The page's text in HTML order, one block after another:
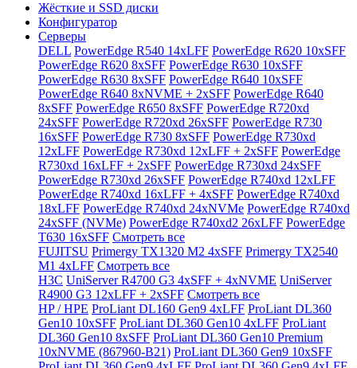
Жёсткие и SSD диски
Конфигуратор
Серверы
DELL PowerEdge R540 14xLFF PowerEdge R620 10xSFF
PowerEdge R620 8xSFF PowerEdge R630 10xSFF
PowerEdge R630 8xSFF PowerEdge R640 10xSFF
PowerEdge R640 8xNVME + 2xSFF PowerEdge R640
8xSFF PowerEdge R650 8xSFF PowerEdge R720xd
24xSFF PowerEdge R720xd 26xSFF PowerEdge R730
16xSFF PowerEdge R730 8xSFF PowerEdge R730xd
12xLFF PowerEdge R730xd 12xLFF + 2xSFF PowerEdge
R730xd 16xLFF + 2xSFF PowerEdge R730xd 24xSFF
PowerEdge R730xd 26xSFF PowerEdge R740xd 12xLFF
PowerEdge R740xd 16xLFF + 4xSFF PowerEdge R740xd
18xLFF PowerEdge R740xd 24xNVMe PowerEdge R740xd
24xSFF (NVMe) PowerEdge R740xd2 26xLFF PowerEdge
T630 16xSFF Смотреть все
FUJITSU Primergy TX1320 M2 4xSFF Primergy TX2540
M1 4xLFF Смотреть все
H3C UniServer R4700 G3 4xSFF + 4xNVME UniServer
R4900 G3 12xLFF + 2xSFF Смотреть все
HP / HPE ProLiant DL160 Gen9 4xLFF ProLiant DL360
Gen10 10xSFF ProLiant DL360 Gen10 4xLFF ProLiant
DL360 Gen10 8xSFF ProLiant DL360 Gen10 Premium
10xNVME (867960-B21) ProLiant DL360 Gen9 10xSFF